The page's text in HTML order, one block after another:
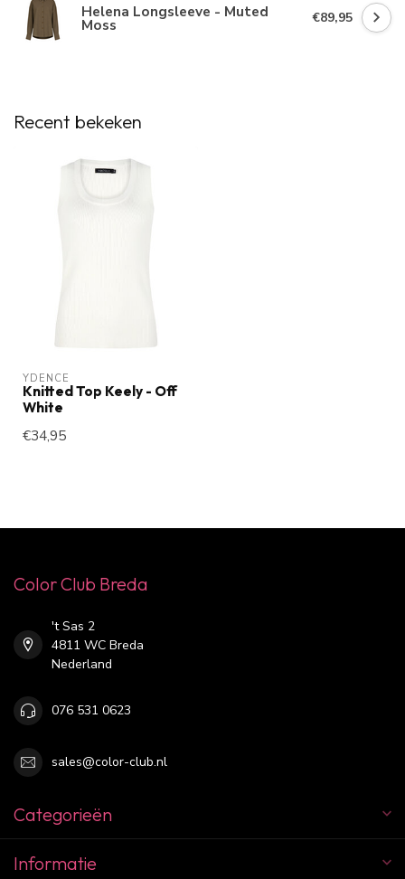
Helena Longsleeve - Muted
Moss €89,95
Recent bekeken
YDENCE
Knitted Top Keely - Off
White
€34,95
Color Club Breda
't Sas 2
4811 WC Breda
Nederland
076 531 0623
sales@color-club.nl
Categorieën
Informatie